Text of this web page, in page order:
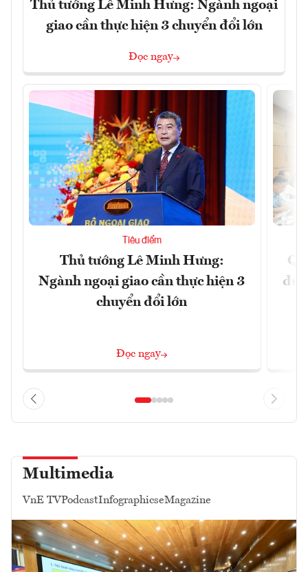
Thủ tướng Lê Minh Hưng: Ngành ngoại
giao cần thực hiện 3 chuyển đổi lớn
Đọc ngay
Tiêu điểm
Thủ tướng Lê Minh Hưng:
Ngành ngoại giao cần thực hiện 3
chuyển đổi lớn
Đọc ngay
đủ
Multimedia
VnE TVPodcastInfographicseMagazine